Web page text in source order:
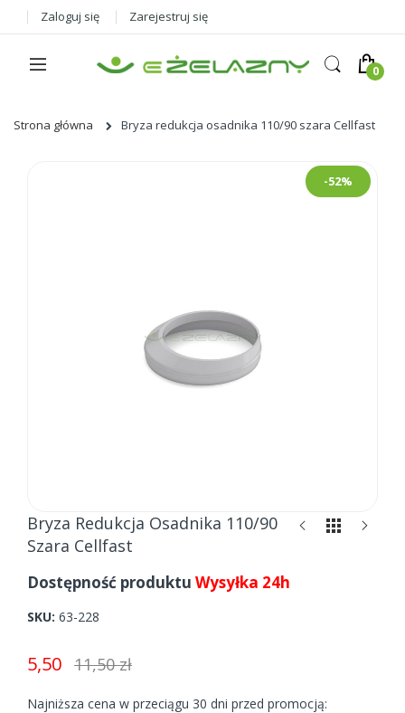
Zaloguj się Zarejestruj się
Strona główna Bryza redukcja osadnika 110/90 szara Cellfast
-52%
Skip
to
beginning
the
gallery
Bryza Redukcja Osadnika 110/90
Szara Cellfast
Dostępność produktu Wysyłka 24h
SKU 63-228
5,50 11,50 zł
Najniższa cena w przeciągu 30 dni przed promocją: